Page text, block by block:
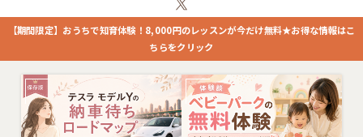
【期間限定】おうちで知育体験！8,000円のレッスンが今だけ無料★お得な情報はこ
ちらをクリック